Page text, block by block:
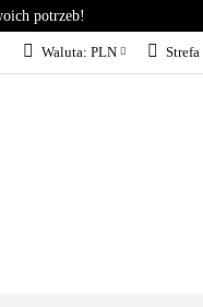
potrzeb!
Waluta: PLN
KONTAKT